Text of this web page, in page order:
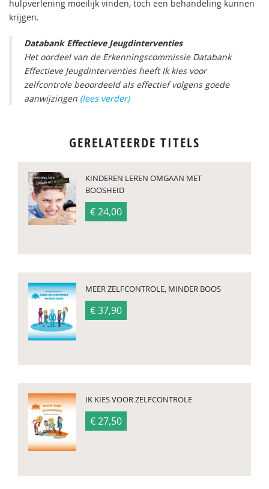
hulpverlening moeilijk vinden, toch een behandeling kunnen
krijgen.
Databank Effectieve Jeugdinterventies
Het oordeel van de Erkenningscommissie Databank
Effectieve Jeugdinterventies heeft Ik kies voor
zelfcontrole beoordeeld als effectief volgens goede
aanwijzingen (lees verder)
GERELATEERDE TITELS
KINDEREN LEREN OMGAAN MET
BOOSHEID
€ 24,00
MEER ZELFCONTROLE, MINDER BOOS
€ 37,90
IK KIES VOOR ZELFCONTROLE
€ 27,50